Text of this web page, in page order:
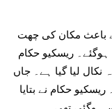
باعث مکان کی چھت
ہوگئے۔ ریسکیو حکام
نکال لیا گیا ہے۔ جاں
حکام نے بتایا